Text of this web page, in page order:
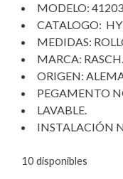
$1,500.00.
MODELO:
CATALOGO:
MEDIDAS:
MARCA: RASCH.
ORIGEN:
PEGAMENTO
LAVABLE.
INSTALACIÓN
10 disponibles